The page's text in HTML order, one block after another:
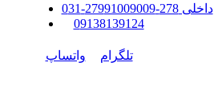
داخلی278-279
91009009
-
031
09138139124
تلگرام واتساپ